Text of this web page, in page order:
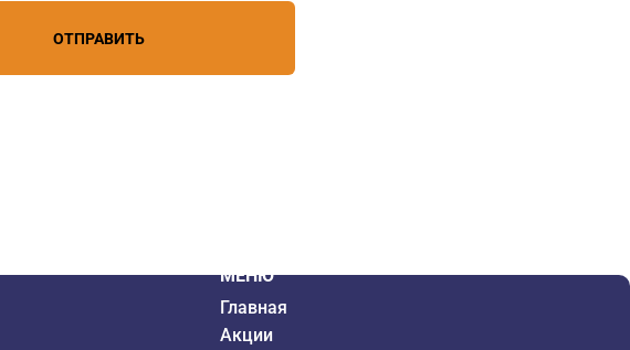
ОТПРАВИТЬ
МЕНЮ
Главная
Акции